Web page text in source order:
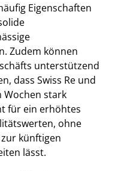
Eigenschaften
Zudem können
unterstützend
dass Swiss Re und
Wochen stark
für ein erhöhtes
ohne
künftigen
lässt.